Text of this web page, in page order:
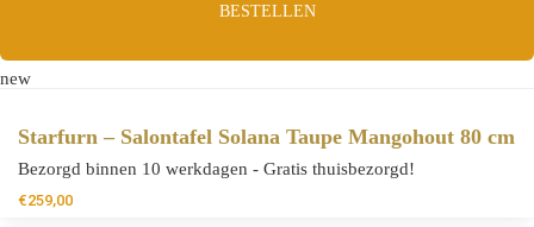
BESTELLEN
new
Starfurn – Salontafel Solana Taupe Mangohout 80 cm
Bezorgd binnen 10 werkdagen - Gratis thuisbezorgd!
€259,00